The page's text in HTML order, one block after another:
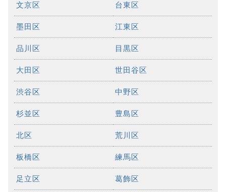
文京区 台東区
墨田区 江東区
品川区 目黒区
大田区 世田谷区
渋谷区 中野区
杉並区 豊島区
北区 荒川区
板橋区 練馬区
足立区 葛飾区